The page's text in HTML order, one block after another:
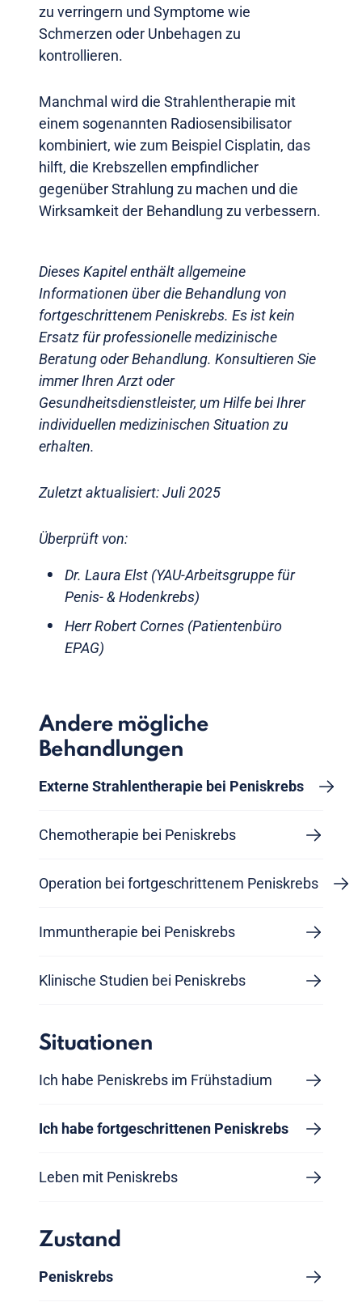
zu verringern und Symptome wie
Schmerzen oder Unbehagen zu
kontrollieren.
Manchmal wird die Strahlentherapie mit
einem sogenannten Radiosensibilisator
kombiniert, wie zum Beispiel Cisplatin, das
hilft, die Krebszellen empfindlicher
gegenüber Strahlung zu machen und die
Wirksamkeit der Behandlung zu verbessern.
Dieses Kapitel enthält allgemeine
Informationen über die Behandlung von
fortgeschrittenem Peniskrebs. Es ist kein
Ersatz für professionelle medizinische
Beratung oder Behandlung. Konsultieren Sie
immer Ihren Arzt oder
Gesundheitsdienstleister, um Hilfe bei Ihrer
individuellen medizinischen Situation zu
erhalten.
Zuletzt aktualisiert: Juli 2025
Überprüft von:
Dr. Laura Elst (YAU-Arbeitsgruppe für
Penis- & Hodenkrebs)
Herr Robert Cornes (Patientenbüro
EPAG)
Andere mögliche
Behandlungen
Externe Strahlentherapie bei Peniskrebs
Chemotherapie bei Peniskrebs
Operation bei fortgeschrittenem Peniskrebs
Immuntherapie bei Peniskrebs
Klinische Studien bei Peniskrebs
Situationen
Ich habe Peniskrebs im Frühstadium
Ich habe fortgeschrittenen Peniskrebs
Leben mit Peniskrebs
Zustand
Peniskrebs